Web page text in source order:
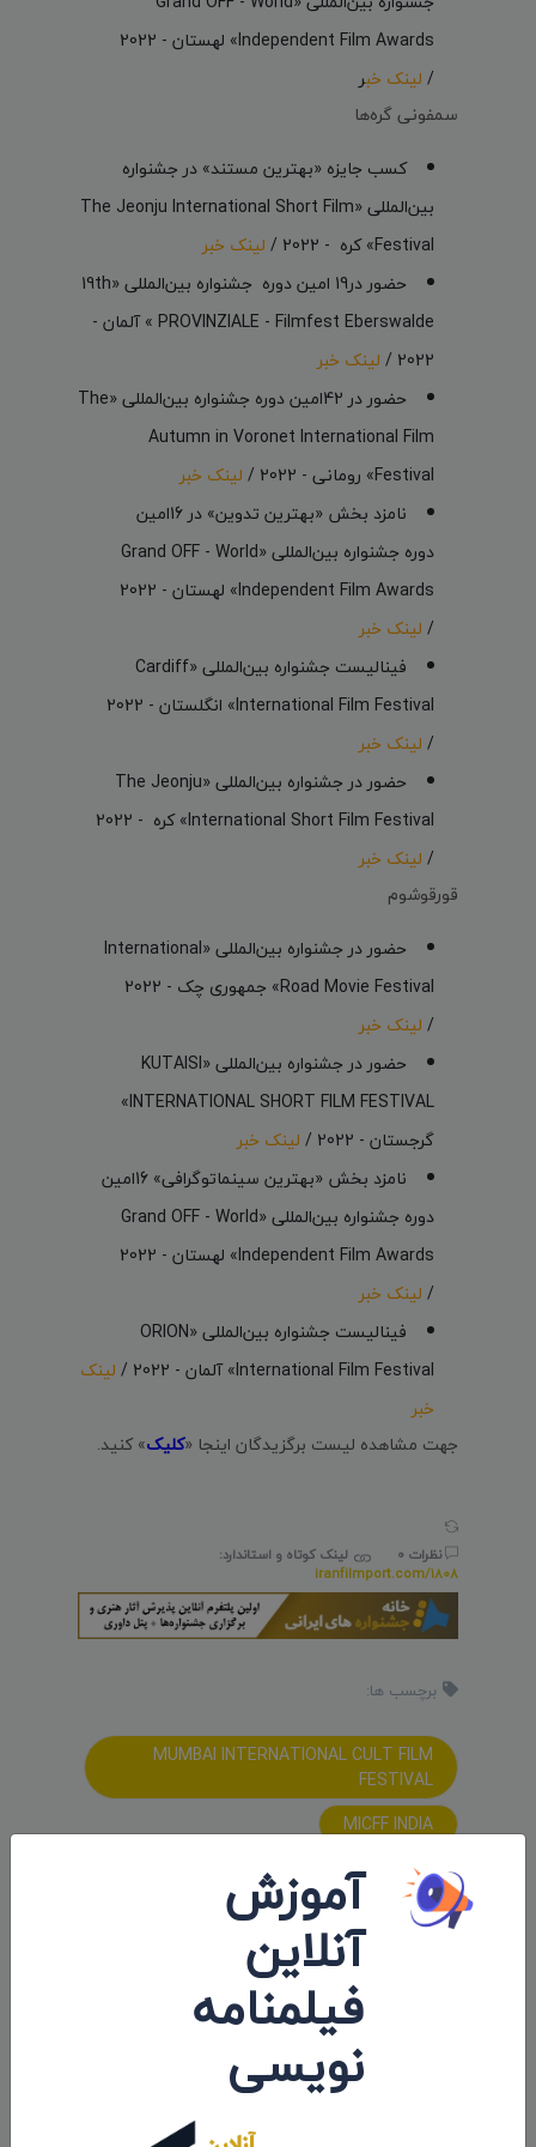
Independent Film Awards» لهستان - 2022
/ لینک خبر
سمفونی گره‌ها
کسب جایزه «بهترین مستند» در جشنواره
بین‌المللی «The Jeonju International Short Film
Festival» کره - 2022 /
لینک خبر
حضور در19 امین دوره جشنواره بین‌المللی «19th
PROVINZIALE - Filmfest Eberswalde » آلمان -
2022 /
لینک خبر
حضور در 42امین دوره جشنواره بین‌المللی «The
Autumn in Voronet International Film
Festival» رومانی - 2022 /
لینک خبر
نامزد بخش «بهترین تدوین» در 16امین
دوره جشنواره بین‌المللی «Grand OFF - World
Independent Film Awards» لهستان - 2022
/ لینک خبر
فینالیست جشنواره بین‌المللی «Cardiff
International Film Festival» انگلستان - 2022
/ لینک خبر
حضور در جشنواره بین‌المللی «The Jeonju
International Short Film Festival» کره - 2022
/ لینک خبر
قورقوشوم
حضور در جشنواره بین‌المللی «International
Road Movie Festival» جمهوری چک - 2022
/ لینک خبر
حضور در جشنواره بین‌المللی «KUTAISI
INTERNATIONAL SHORT FILM FESTIVAL»
گرجستان - 2022 /
لینک خبر
نامزد بخش «بهترین سینماتوگرافی» 16امین
دوره جشنواره بین‌المللی «Grand OFF - World
Independent Film Awards» لهستان - 2022
/ لینک خبر
فینالیست جشنواره بین‌المللی «ORION
International Film Festival» آلمان - 2022 /
لینک
خبر
جهت مشاهده لیست برگزیدگان اینجا «کلیک» کنید.
نظرات 0
لینک کوتاه و استاندارد:
iranfilmport.com/1808
برچسب ها:
MUMBAI INTERNATIONAL CULT FILM
FESTIVAL
MICFF INDIA
اشتراک:
پست های مرتبط
آموزش
آنلاین
فیلمنامه
نویسی